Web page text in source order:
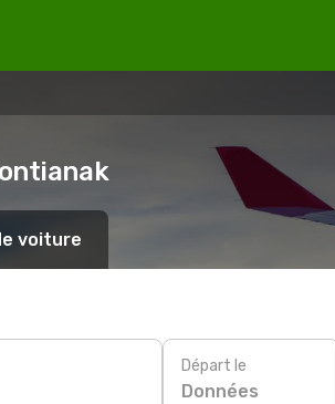
voiture
Départ le
Données